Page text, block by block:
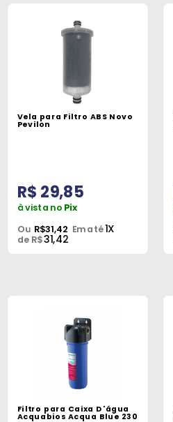
Vela para Filtro ABS Novo
Pevilon
R$ 29,85
à vista no Pix
Ou R$31,42 Em até1X
de R$31,42
Filtro para Caixa D'água
Acquabios Acqua Blue 230